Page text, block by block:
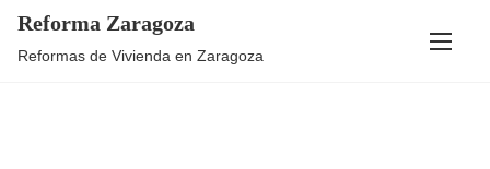
Reforma Zaragoza
Reformas de Vivienda en Zaragoza